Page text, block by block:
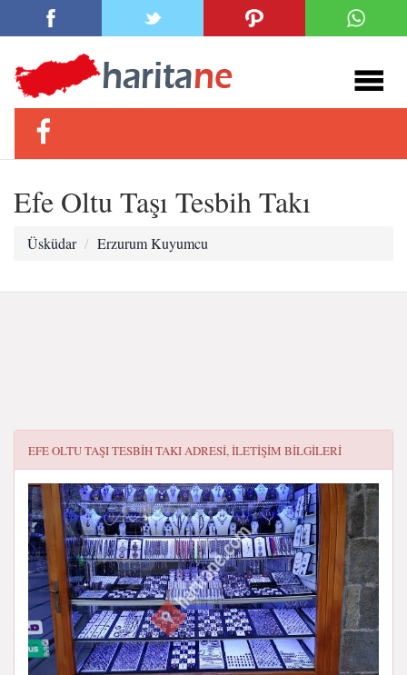
Efe Oltu Taşı Tesbih Takı
Üsküdar Erzurum Kuyumcu
EFE OLTU TAŞI TESBIH TAKIADRESI, ILETIŞIM BILGILERI